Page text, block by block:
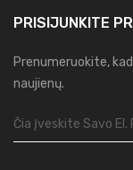
PRISIJUNKITE
Prenumeruokite,
naujienų.